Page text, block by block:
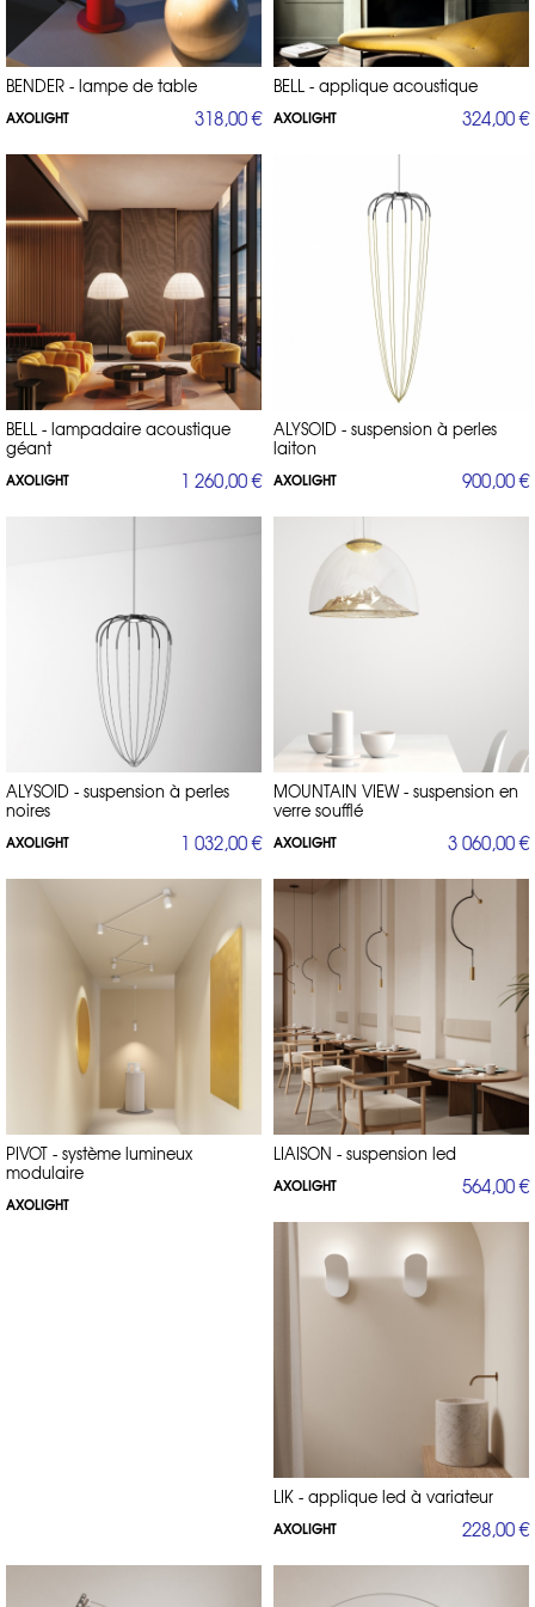
soufflé SPILLRAY / suspension, lampe de table, plafonnier acoustique
SKIRT / suspension SKIN / suspension, applique, lampe de table ou
lampadaire CLAVIUS / applique, plafonnier ou lampadaire orientable
chromé AX20 / suspension, lustre, applique acoustique AURA /
suspension ou lampadaire PLUMAGE
Direct-d-sign.com, revendeur officiel AXOLIGHT
Si vous souhaitez des tarifs, spécificités techniques, nuanciers –
contactez nous au 01 53 30 33 30 ou par email à pro@direct-d-
BENDER - lampe de table
AXOLIGHT 318,00 €
BELL - applique acoustique
AXOLIGHT 324,00 €
BELL - lampadaire acoustique
géant
AXOLIGHT 1 260,00 €
ALYSOID - suspension à perles
laiton
AXOLIGHT 900,00 €
ALYSOID - suspension à perles
noires
AXOLIGHT 1 032,00 €
MOUNTAIN VIEW - suspension en
verre soufflé
AXOLIGHT 3 060,00 €
PIVOT - système lumineux
modulaire
AXOLIGHT
LIAISON - suspension led
AXOLIGHT 564,00 €
LIK - applique led à variateur
AXOLIGHT 228,00 €